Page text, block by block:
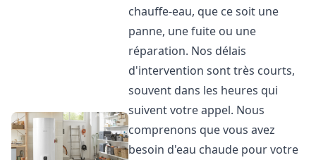
chauffe-eau, que ce soit une
panne, une fuite ou une
réparation. Nos délais
d'intervention sont très courts,
souvent dans les heures qui
suivent votre appel. Nous
comprenons que vous avez
besoin d'eau chaude pour votre